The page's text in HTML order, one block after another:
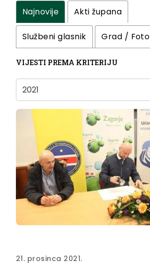
Najnovije Akti župana
Službeni glasnik Grad / Foto
VIJESTI PREMA KRITERIJU
21. prosinca 2021.